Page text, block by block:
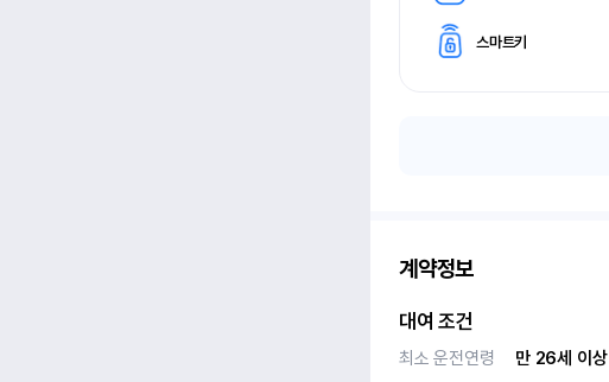
스마트키
계약정보
대여 조건
최소 운전연령
만 26세 이상